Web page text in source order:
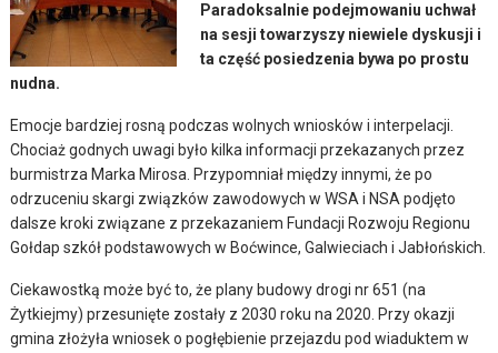
Paradoksalnie podejmowaniu uchwał
na sesji towarzyszy niewiele dyskusji i
ta część posiedzenia bywa po prostu
nudna.
Emocje bardziej rosną podczas wolnych wniosków i interpelacji.
Chociaż godnych uwagi było kilka informacji przekazanych przez
burmistrza Marka Mirosa. Przypomniał między innymi, że po
odrzuceniu skargi związków zawodowych w WSA i NSA podjęto
dalsze kroki związane z przekazaniem Fundacji Rozwoju Regionu
Gołdap szkół podstawowych w Boćwince, Galwieciach i Jabłońskich.
Ciekawostką może być to, że plany budowy drogi nr 651 (na
Żytkiejmy) przesunięte zostały z 2030 roku na 2020. Przy okazji
gmina złożyła wniosek o pogłębienie przejazdu pod wiaduktem w